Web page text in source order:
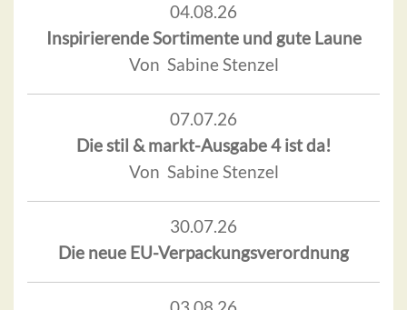
04.08.26
Inspirierende Sortimente und gute Laune
Von Sabine Stenzel
07.07.26
Die stil & markt-Ausgabe 4 ist da!
Von Sabine Stenzel
30.07.26
Die neue EU-Verpackungsverordnung